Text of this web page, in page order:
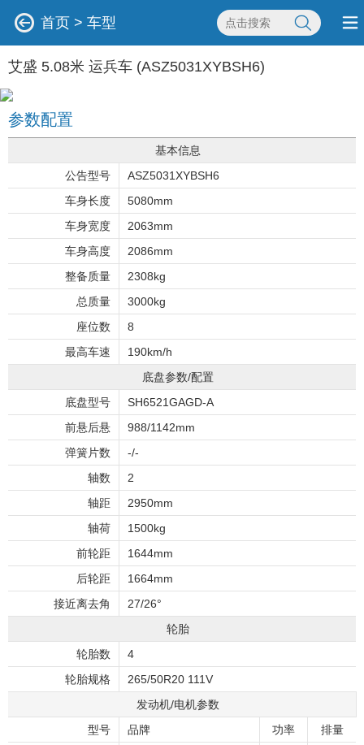
首页 > 车型
艾盛 5.08米 运兵车 (ASZ5031XYBSH6)
参数配置
基本信息
公告型号
ASZ5031XYBSH6
车身长度
5080mm
车身宽度
2063mm
车身高度
2086mm
整备质量
2308kg
总质量
3000kg
座位数
8
最高车速
190km/h
底盘参数/配置
底盘型号
SH6521GAGD-A
前悬后悬
988/1142mm
弹簧片数
-/-
轴数
2
轴距
2950mm
轴荷
1500kg
前轮距
1644mm
后轮距
1664mm
接近离去角
27/26°
轮胎
轮胎数
4
轮胎规格
265/50R20 111V
发动机/电机参数
型号
品牌 功率 排量